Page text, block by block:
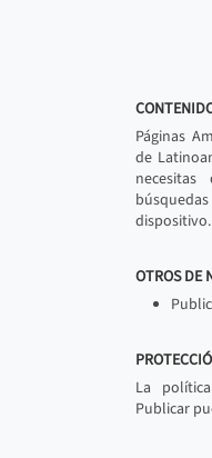
Páginas
de
dispositivo.
OTROS DE
La
Publicar